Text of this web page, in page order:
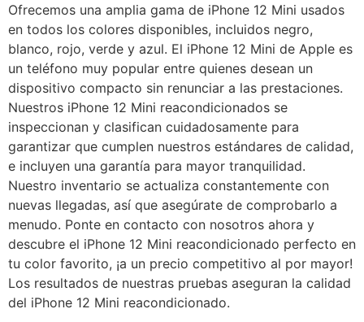
Ofrecemos una amplia gama de iPhone 12 Mini usados
en todos los colores disponibles, incluidos negro,
blanco, rojo, verde y azul. El iPhone 12 Mini de Apple es
un teléfono muy popular entre quienes desean un
dispositivo compacto sin renunciar a las prestaciones.
Nuestros iPhone 12 Mini reacondicionados se
inspeccionan y clasifican cuidadosamente para
garantizar que cumplen nuestros estándares de calidad,
e incluyen una garantía para mayor tranquilidad.
Nuestro inventario se actualiza constantemente con
nuevas llegadas, así que asegúrate de comprobarlo a
menudo. Ponte en contacto con nosotros ahora y
descubre el iPhone 12 Mini reacondicionado perfecto en
tu color favorito, ¡a un precio competitivo al por mayor!
Los resultados de nuestras pruebas aseguran la calidad
del iPhone 12 Mini reacondicionado.